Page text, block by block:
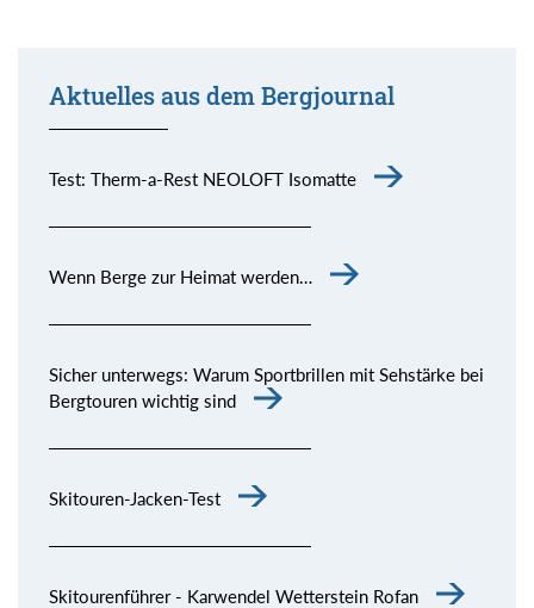
Aktuelles aus dem Bergjournal
Test: Therm-a-Rest NEOLOFT Isomatte
Wenn Berge zur Heimat werden…
Sicher unterwegs: Warum Sportbrillen mit Sehstärke bei
Bergtouren wichtig sind
Skitouren-Jacken-Test
Skitourenführer - Karwendel Wetterstein Rofan